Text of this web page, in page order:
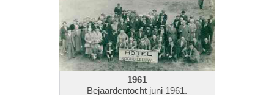
1961
Bejaardentocht juni 1961.